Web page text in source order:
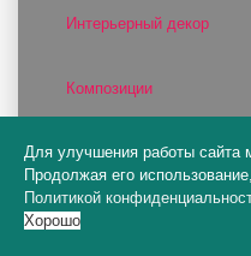
Интерьерный декор
Композиции
Наборы ёлочных шаров
Новогодние шары с
Для улучшения работы
Продолжая его
Политикой
Хорошо